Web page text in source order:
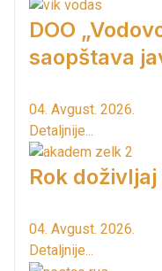
DOO
saopštava
04. Avgust. 2026.
Detaljnije...
Rok
04. Avgust. 2026.
Detaljnije...